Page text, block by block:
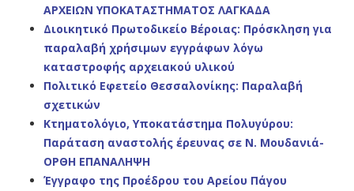
ΑΡΧΕΙΩΝ ΥΠΟΚΑΤΑΣΤΗΜΑΤΟΣ ΛΑΓΚΑΔΑ
Διοικητικό Πρωτοδικείο Βέροιας: Πρόσκληση για
παραλαβή χρήσιμων εγγράφων λόγω
καταστροφής αρχειακού υλικού
Πολιτικό Εφετείο Θεσσαλονίκης: Παραλαβή
σχετικών
Κτηματολόγιο, Υποκατάστημα Πολυγύρου:
Παράταση αναστολής έρευνας σε Ν. Μουδανιά-
ΟΡΘΗ ΕΠΑΝΑΛΗΨΗ
Έγγραφο της Προέδρου του Αρείου Πάγου